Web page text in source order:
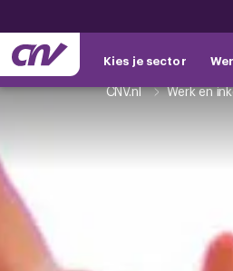
Kies je sector
CNV.nl
Werk en